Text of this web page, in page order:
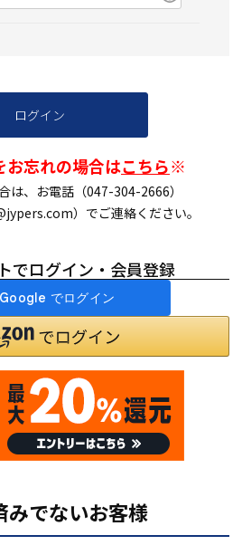
ログイン
忘れの場合はこちら※
は、お電話（047-304-2666）
）でご連絡ください。
でログイン・会員登録
みでないお客様